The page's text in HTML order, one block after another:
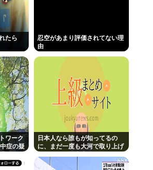
たら
忍空があまり評価されてない理
由
ワーク
症の疑
日本人なら誰もが知ってるの
に、まだ一度も大河で取り上げ